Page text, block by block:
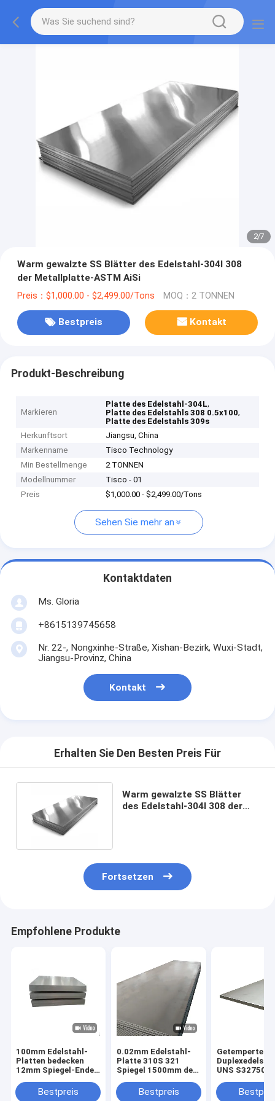
2/7
Warm gewalzte SS Blätter des Edelstahl-304l 308
der Metallplatte-ASTM AiSi
Preis：$1,000.00 - $2,499.00/Tons MOQ：2 TONNEN
Bestpreis Kontakt
Produkt-Beschreibung
Markieren
Platte des Edelstahl-304L,
Platte des Edelstahls 308 0.5x100,
Platte des Edelstahls 309s
Herkunftsort
Jiangsu, China
Markenname
Tisco Technology
Min Bestellmenge
2 TONNEN
Modellnummer
Tisco - 01
Preis
$1,000.00 - $2,499.00/Tons
Sehen Sie mehr an
Kontaktdaten
Ms. Gloria
+8615139745658
Nr. 22-, Nongxinhe-Straße, Xishan-Bezirk, Wuxi-Stadt,
Jiangsu-Provinz, China
Kontakt
Erhalten Sie Den Besten Preis Für
Warm gewalzte SS Blätter
des Edelstahl-304l 308 der
Fortsetzen
Empfohlene Produkte
100mm Edelstahl-
Platten bedecken
12mm Spiegel-Ende
630 904LBestpreis
0.02mm Edelstahl-
Platte 310S 321
Spiegel 1500mm des
Bestpreis
Getempertes
UNS S32750
Ende